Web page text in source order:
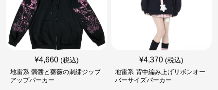
¥4,660 (税込)
地雷系 髑髏と薔薇の刺繍ジップ
アップパーカー
¥4,370 (税込)
地雷系 背中編み上げリボンオー
バーサイズパーカー